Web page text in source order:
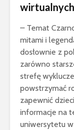
– Temat
mitami i
dosłownie z
zarówno
strefę
powstrzymać
zapewnić
informacje na
uniwersytetu